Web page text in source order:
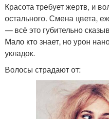
Красота требует жертв, и
остального. Смена цвета,
— всё это губительно
Мало кто знает, но урон
укладок.
Волосы страдают от: